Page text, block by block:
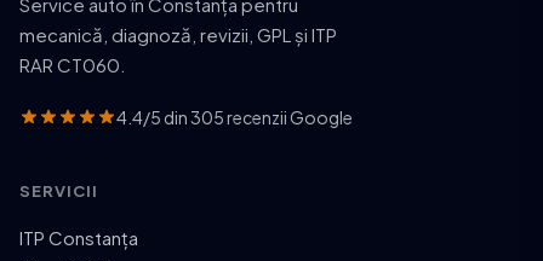
mecanică, diagnoză, revizii, GPL și ITP
RAR CT060.
4.4/5 din 305 recenzii Google
SERVICII
ITP Constanța